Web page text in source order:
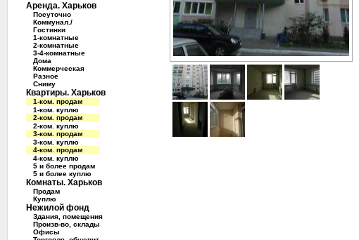
Аренда. Харьков
Посуточно
Коммунал./
Гостинки
1-комнатные
2-комнатные
3-4-комнатные
Дома
Коммерческая
Разное
Сниму
Квартиры. Харьков
1-ком. продам
1-ком. куплю
2-ком. продам
2-ком. куплю
3-ком. продам
3-ком. куплю
4-ком. продам
4-ком. куплю
5 и более продам
5 и более куплю
Комнаты. Харьков
Продам
Куплю
Нежилой фонд
Здания, помещения
Произв-во, склады
Офисы